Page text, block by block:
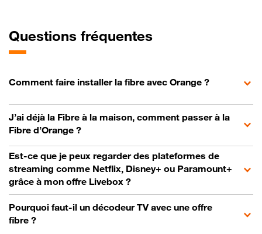
Questions fréquentes
Comment faire installer la fibre avec Orange ?
J’ai déjà la Fibre à la maison, comment passer à la
Fibre d’Orange ?
Est-ce que je peux regarder des plateformes de
streaming comme Netflix, Disney+ ou Paramount+
grâce à mon offre Livebox ?
Pourquoi faut-il un décodeur TV avec une offre
fibre ?